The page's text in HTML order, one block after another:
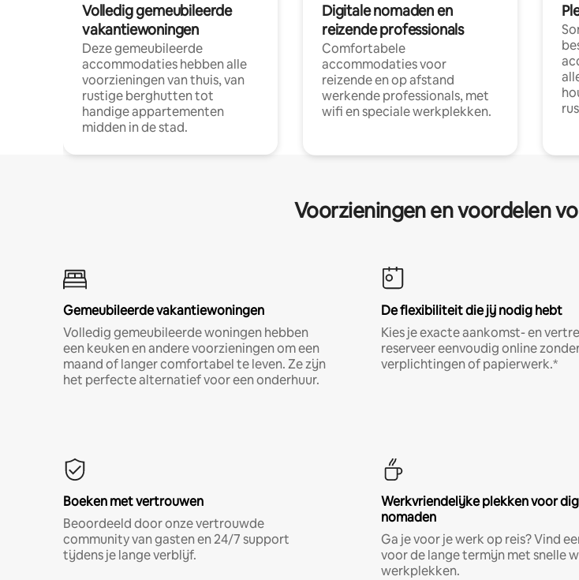
Volledig gemeubileerde
vakantiewoningen
Deze gemeubileerde
accommodaties hebben alle
voorzieningen van thuis, van
rustige berghutten tot
handige appartementen
midden in de stad.
Digitale nomaden en
reizende professionals
Comfortabele
accommodaties voor
reizende en op afstand
werkende professionals, met
wifi en speciale werkplekken.
Voorzieningen en voordelen
Gemeubileerde vakantiewoningen
Volledig gemeubileerde woningen hebben
een keuken en andere voorzieningen om een
maand of langer comfortabel te leven. Ze zijn
het perfecte alternatief voor een onderhuur.
De flexibiliteit die jij nodig hebt
Kies je exacte aankomst- en
reserveer eenvoudig online
verplichtingen of papierwerk.*
Boeken met vertrouwen
Beoordeeld door onze vertrouwde
community van gasten en 24/7 support
tijdens je lange verblijf.
Werkvriendelijke plekken voor
nomaden
Ga je voor je werk op reis? Vind
voor de lange termijn met snelle
werkplekken.